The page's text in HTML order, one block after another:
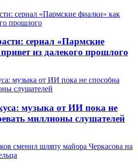
сериал «Пармские
из далекого прошлого
музыка от ИИ пока не
миллионы слушателей